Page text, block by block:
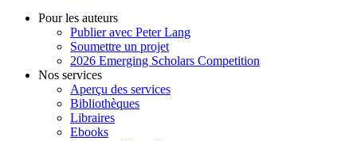
Pour les auteurs
Publier avec Peter Lang
Soumettre un projet
2026 Emerging Scholars Competition
Nos services
Aperçu des services
Bibliothèques
Libraires
Ebooks